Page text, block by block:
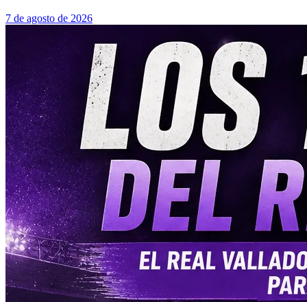
7 de agosto de 2026